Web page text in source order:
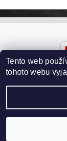
2026 ©
Tento web
tohoto webu